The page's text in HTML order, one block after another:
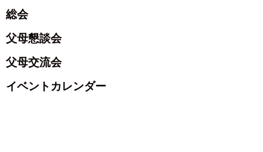
総会
父母懇談会
父母交流会
イベントカレンダー